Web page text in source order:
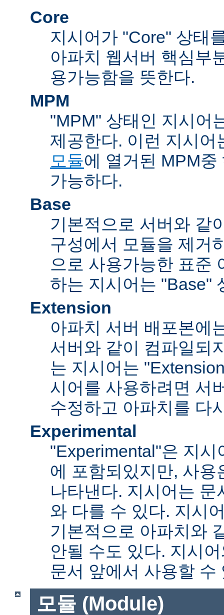
Core
지시어가 "Core" 상태
아파치 웹서버 핵심부
용가능함을 뜻한다.
MPM
"MPM" 상태인 지시어
제공한다. 이런 지시어
모듈에 열거된 MPM
가능하다.
Base
기본적으로 서버와 같
구성에서 모듈을 제거
으로 사용가능한 표준
하는 지시어는 "Base"
Extension
아파치 서버 배포본에
서버와 같이 컴파일되
는 지시어는
시어를 사용하려면 서
수정하고 아파치를 다
Experimental
"Experimental"은 지시
에 포함되있지만, 사용
나타낸다. 지시어는
와 다를 수 있다. 지시
기본적으로 아파치와
안될 수도 있다. 지시
문서 앞에서 사용할 수
모듈 (Module)